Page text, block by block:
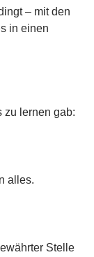
– mit den
in einen
zu lernen gab:
alles.
Stelle